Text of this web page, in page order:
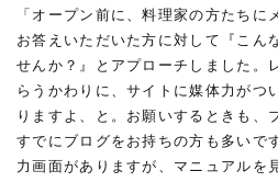
「オープン前に、料理家の方たちに
お答えいただいた方に対して『こん
せんか？』とアプローチしました。
らうかわりに、サイトに媒体力がつ
りますよ、と。お願いするときも、
すでにブログをお持ちの方も多いで
力画面がありますが、マニュアルを